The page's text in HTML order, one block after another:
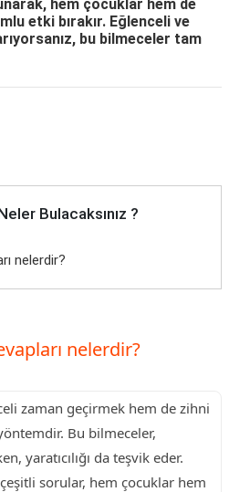
hem çocuklar hem de
etki bırakır. Eğlenceli ve
bu bilmeceler tam
Bulacaksınız ?
nelerdir?
nelerdir?
zaman geçirmek hem de zihni
Bu bilmeceler,
yaratıcılığı da teşvik eder.
sorular, hem çocuklar hem